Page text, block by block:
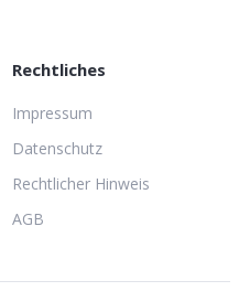
Rechtliches
Impressum
Datenschutz
Rechtlicher Hinweis
AGB